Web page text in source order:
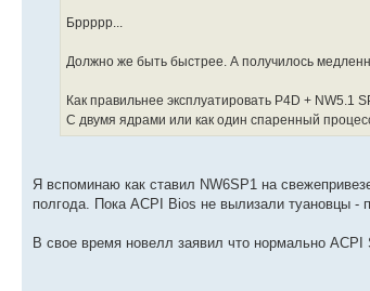
Бррррр...
Должно же быть быстрее. А получилось
Как правильнее эксплуатировать P4D + NW5.1
С двумя ядрами или как один спаренный
Я вспоминаю как ставил NW6SP1 на
полгода. Пока ACPI Bios не вылизали туановцы -
В свое время новелл заявил что нормально